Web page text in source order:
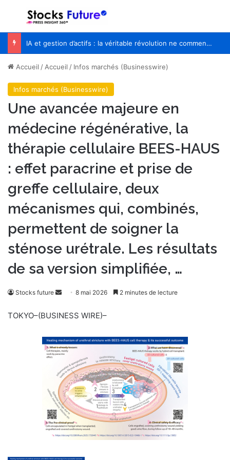
Menu
IA et gestion d’actifs : la véritable révolution ne commencera pas quand les robots remplaceront les financiers
Accueil /Accueil / Infos marchés (Businesswire)
Infos marchés (Businesswire)
Une avancée majeure en
médecine régénérative, la
thérapie cellulaire BEES-HAUS
: effet paracrine et prise de
greffe cellulaire, deux
mécanismes qui, combinés,
permettent de soigner la
sténose urétrale. Les résultats
de sa version simplifiée, …
Stocks future
v
y
e
u
n
c
o
u
8 mai 2026 2 minutes de lecture
TOKYO–(BUSINESS WIRE)–